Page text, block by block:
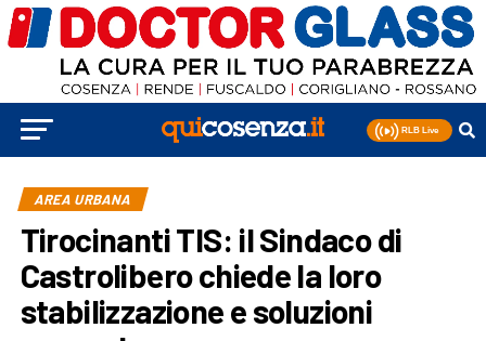
AREA URBANA
Tirocinanti TIS: il Sindaco di
Castrolibero chiede la loro
stabilizzazione e soluzioni